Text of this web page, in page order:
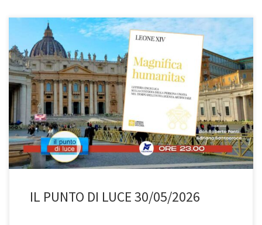
L’uomo al centro della rivoluzione digitale! Stasera don Roberto
con Adriana ci guiderà alla scoperta di Magnifica Humanitas, la
prima enciclica di Papa Leone XIV dedicata alla custodia della
persona umana nel tempo dell’Intelligenza Artificiale. Sapevate
che in questo documento la parola “persona” ricorre 160 volte,
mentre “intelligenza artificiale” solo […]
IL PUNTO DI LUCE 30/05/2026